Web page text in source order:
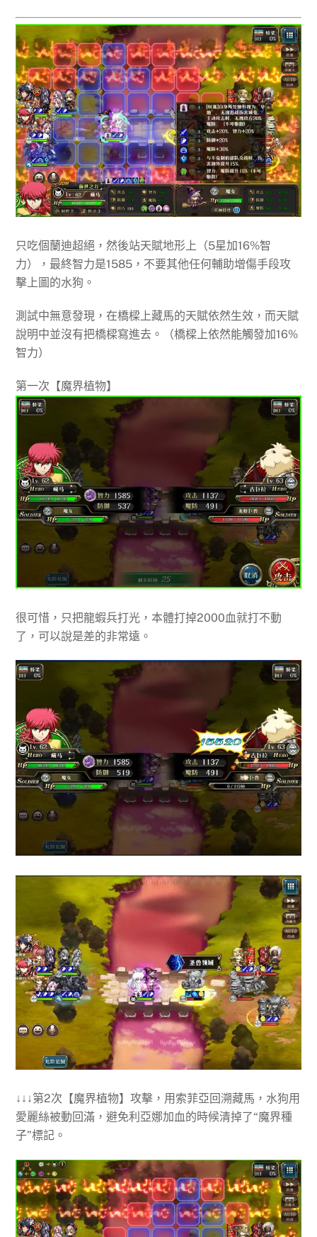
只吃個蘭迪超絕，然後站天賦地形上（5星加16%智
力），最終智力是1585，不要其他任何輔助增傷手段攻
擊上圖的水狗。
測試中無意發現，在橋樑上藏馬的天賦依然生效，而天賦
說明中並沒有把橋樑寫進去。（橋樑上依然能觸發加16%
智力）
第一次【魔界植物】
很可惜，只把龍蝦兵打光，本體打掉2000血就打不動
了，可以說是差的非常遠。
↓↓↓第2次【魔界植物】攻擊，用索菲亞回溯藏馬，水狗用
愛麗絲被動回滿，避免利亞娜加血的時候清掉了“魔界種
子”標記。